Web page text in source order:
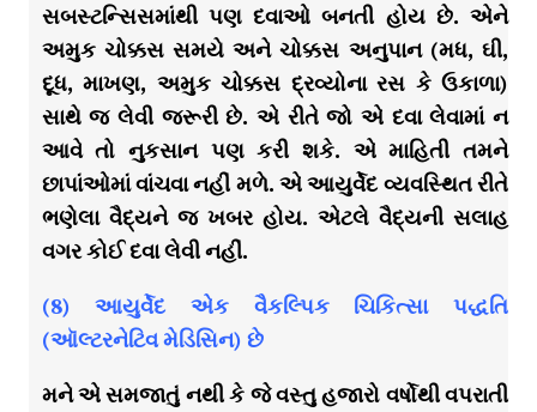
સબસ્ટન્સિસમાંથી પણ દવાઓ બનતી હોય છે. એને
અમુક ચોક્કસ સમયે અને ચોક્કસ અનુપાન (મધ, ઘી,
દૂધ, માખણ, અમુક ચોક્કસ દ્રવ્યોના રસ કે ઉકાળા)
સાથે જ લેવી જરૂરી છે. એ રીતે જો એ દવા લેવામાં ન
આવે તો નુકસાન પણ કરી શકે. એ માહિતી તમને
છાપાંઓમાં વાંચવા નહીં મળે. એ આયુર્વેદ વ્યવસ્થિત રીતે
ભણેલા વૈદ્યને જ ખબર હોય. એટલે વૈદ્યની સલાહ
વગર કોઈ દવા લેવી નહીં.
(8) આયુર્વેદ એક વૈકલ્પિક ચિકિત્સા પદ્ધતિ
(ઑલ્ટરનેટિવ મેડિસિન) છે
મને એ સમજાતું નથી કે જે વસ્તુ હજારો વર્ષોથી વપરાતી